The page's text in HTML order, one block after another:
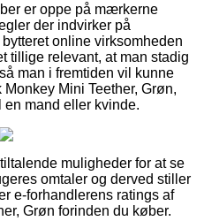
er oppe på mærkerne
der indvirker på
online virksomheden
tillige relevant, at man stadig
man i fremtiden vil kunne
Mini Teether, Grøn,
en mand eller kvinde.
muligheder for at se
omtaler og derved stiller
e-forhandlerens ratings af
Grøn forinden du køber.